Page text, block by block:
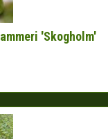
'Skogholm'